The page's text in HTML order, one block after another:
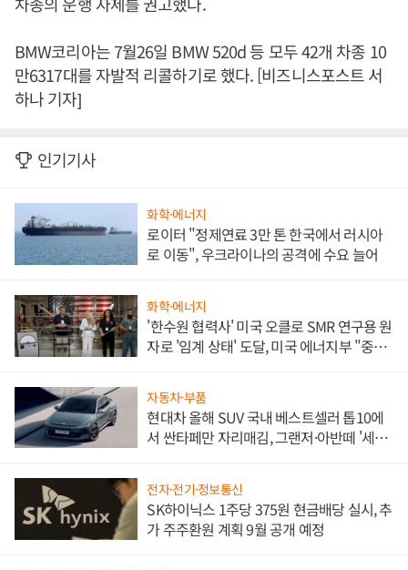
BMW코리아는 7월26일 BMW 520d 등 모두 42개 차종 10
만6317대를 자발적 리콜하기로 했다. [비즈니스포스트 서
하나 기자]
인기기사
화학·에너지
로이터 "정제연료 3만 톤 한국에서 러시아
로 이동", 우크라이나의 공격에 수요 늘어
화학·에너지
'한수원 협력사' 미국 오클로 SMR 연구용 원
자로 '임계 상태' 도달, 미국 에너지부 "중요
자동차·부품
현대차 올해 SUV 국내 베스트셀러 톱10에
서 싼타페만 자리매김, 그랜저·아반떼 '세단
전자·전기·정보통신
SK하이닉스 1주당 375원 현금배당 실시, 추
가 주주환원 계획 9월 공개 예정